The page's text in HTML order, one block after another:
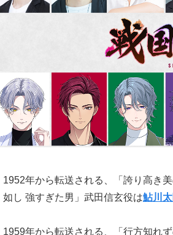
1952年から転送される、「誇り高き
如し 強すぎた男」武田信玄役は鮎川
1959年から転送される、「行方知れ